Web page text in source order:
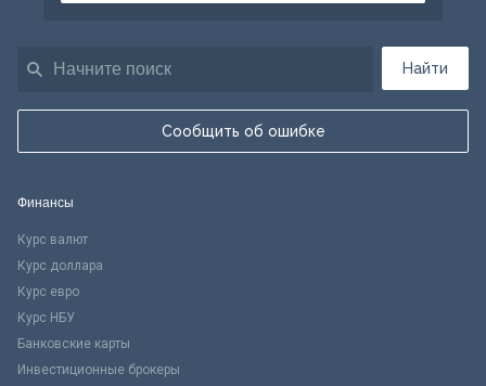
Найти
Сообщить об ошибке
Финансы
Курс валют
Курс доллара
Курс евро
Курс НБУ
Банковские карты
Инвестиционные брокеры